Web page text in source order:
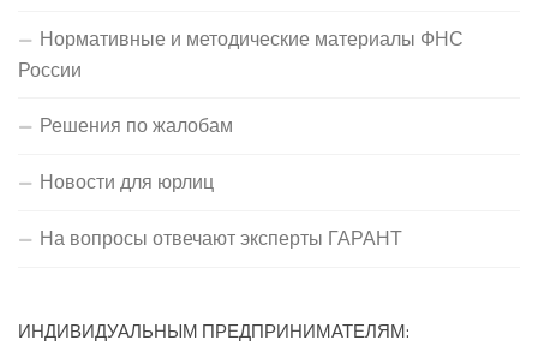
Нормативные и методические материалы ФНС
России
Решения по жалобам
Новости для юрлиц
На вопросы отвечают эксперты ГАРАНТ
ИНДИВИДУАЛЬНЫМ ПРЕДПРИНИМАТЕЛЯМ: